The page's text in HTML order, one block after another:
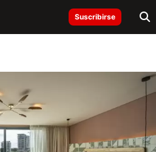
Suscribirse